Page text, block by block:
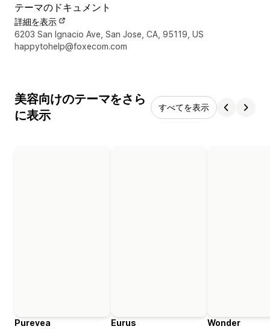
テーマのドキュメント
詳細を表示
デザイナーの連絡先情報
6203 San Ignacio Ave, San Jose, CA, 95119, US
happytohelp@foxecom.com
美容向けのテーマをさら
に表示
すべてを表示
Purevea
Eurus
Wonder